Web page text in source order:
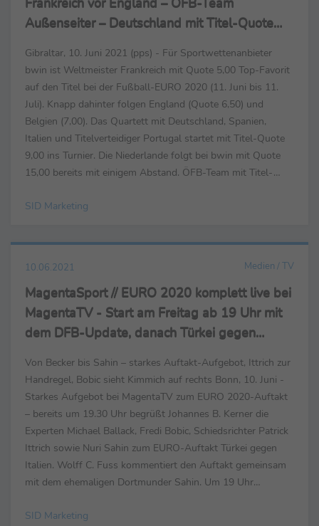
Außenseiter – Deutschland mit Titel-Quote
Gibraltar, 10. Juni 2021 (pps) - Für Sportwettenanbieter
bwin ist Weltmeister Frankreich mit Quote 5,00 Top-Favorit
auf den Titel bei der Fußball-EURO 2020 (11. Juni bis 11.
Juli). Knapp dahinter folgen England (Quote 6,50) und
Belgien (7,00). Das Quartett mit Deutschland, Spanien,
Italien und Titelverteidiger Portugal startet mit Titel-Quote
9,00 ins Turnier. Die Niederlande folgt bei bwin mit Quote
15,00 bereits mit einigem Abstand. ÖFB-Team mit Titel-
SID Marketing
10.06.2021 Medien / TV
MagentaSport // EURO 2020 komplett live bei
MagentaTV - Start am Freitag ab 19 Uhr mit
dem DFB-Update, danach Türkei gegen
Von Becker bis Sahin – starkes Auftakt-Aufgebot, Ittrich zur
Handregel, Bobic sieht Kimmich auf rechts Bonn, 10. Juni -
Starkes Aufgebot bei MagentaTV zum EURO 2020-Auftakt
– bereits um 19.30 Uhr begrüßt Johannes B. Kerner die
Experten Michael Ballack, Fredi Bobic, Schiedsrichter Patrick
Ittrich sowie Nuri Sahin zum EURO-Auftakt Türkei gegen
Italien. Wolff C. Fuss kommentiert den Auftakt gemeinsam
mit dem ehemaligen Dortmunder Sahin. Um 19 Uhr
SID Marketing